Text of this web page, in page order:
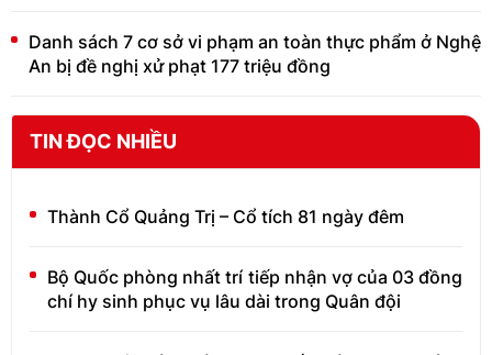
Danh sách 7 cơ sở vi phạm an toàn thực phẩm ở Nghệ
An bị đề nghị xử phạt 177 triệu đồng
TIN ĐỌC NHIỀU
Thành Cổ Quảng Trị – Cổ tích 81 ngày đêm
Bộ Quốc phòng nhất trí tiếp nhận vợ của 03 đồng
chí hy sinh phục vụ lâu dài trong Quân đội